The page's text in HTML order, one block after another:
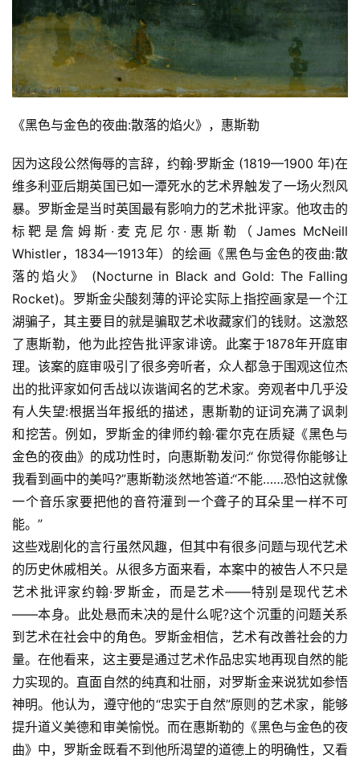
《黑色与金色的夜曲:散落的焰火》，惠斯勒
因为这段公然侮辱的言辞，约翰·罗斯金 (1819—1900 年)在
维多利亚后期英国已如一潭死水的艺术界触发了一场火烈风
暴。罗斯金是当时英国最有影响力的艺术批评家。他攻击的
标靶是詹姆斯·麦克尼尔·惠斯勒（James McNeill
Whistler，1834—1913年）的绘画《黑色与金色的夜曲:散
落的焰火》 (Nocturne in Black and Gold: The Falling
Rocket)。罗斯金尖酸刻薄的评论实际上指控画家是一个江
湖骗子，其主要目的就是骗取艺术收藏家们的钱财。这激怒
了惠斯勒，他为此控告批评家诽谤。此案于1878年开庭审
理。该案的庭审吸引了很多旁听者，众人都急于围观这位杰
出的批评家如何舌战以诙谐闻名的艺术家。旁观者中几乎没
有人失望:根据当年报纸的描述，惠斯勒的证词充满了讽刺
和挖苦。例如，罗斯金的律师约翰·霍尔克在质疑《黑色与
金色的夜曲》的成功性时，向惠斯勒发问:“ 你觉得你能够让
我看到画中的美吗?”惠斯勒淡然地答道:“不能……恐怕这就像
一个音乐家要把他的音符灌到一个聋子的耳朵里一样不可
能。”
这些戏剧化的言行虽然风趣，但其中有很多问题与现代艺术
的历史休戚相关。从很多方面来看，本案中的被告人不只是
艺术批评家约翰·罗斯金，而是艺术——特别是现代艺术
——本身。此处悬而未决的是什么呢?这个沉重的问题关系
到艺术在社会中的角色。罗斯金相信，艺术有改善社会的力
量。在他看来，这主要是通过艺术作品忠实地再现自然的能
力实现的。直面自然的纯真和壮丽，对罗斯金来说犹如参悟
神明。他认为，遵守他的“忠实于自然”原则的艺术家，能够
提升道义美德和审美愉悦。而在惠斯勒的《黑色与金色的夜
曲》中，罗斯金既看不到他所渴望的道德上的明确性，又看